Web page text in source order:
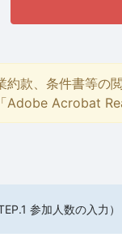
約款、条件書等の
Adobe Acrobat
参加人数の入力）